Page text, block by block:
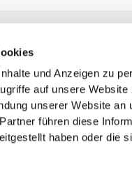
und Anzeigen zu
auf unsere
unserer Website
führen diese
haben oder die
Neuigkeiten und